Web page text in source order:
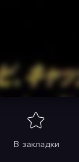
В закладки